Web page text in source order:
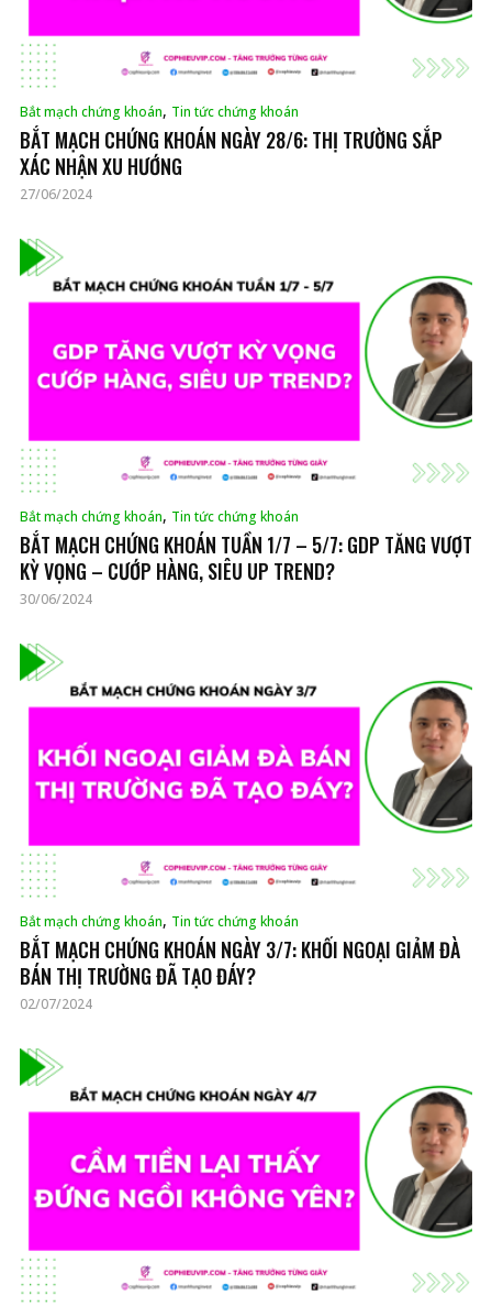
Bắt mạch chứng khoán, Tin tức chứng khoán
BẮT MẠCH CHỨNG KHOÁN NGÀY 28/6: THỊ TRƯỜNG SẮP
XÁC NHẬN XU HƯỚNG
27/06/2024
Bắt mạch chứng khoán, Tin tức chứng khoán
BẮT MẠCH CHỨNG KHOÁN TUẦN 1/7 – 5/7: GDP TĂNG VƯỢT
KỲ VỌNG – CƯỚP HÀNG, SIÊU UP TREND?
30/06/2024
Bắt mạch chứng khoán, Tin tức chứng khoán
BẮT MẠCH CHỨNG KHOÁN NGÀY 3/7: KHỐI NGOẠI GIẢM ĐÀ
BÁN THỊ TRƯỜNG ĐÃ TẠO ĐÁY?
02/07/2024